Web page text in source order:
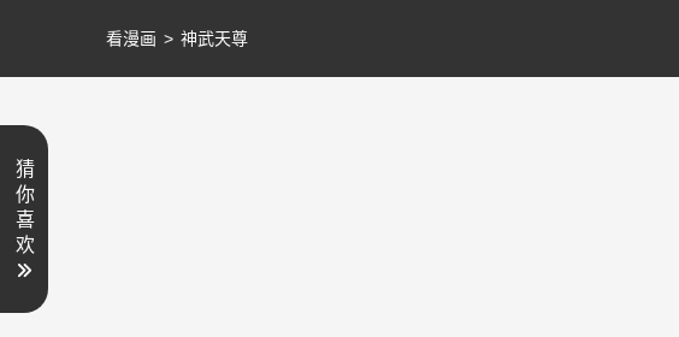
看漫画 > 神武天尊
猜
你
喜
欢